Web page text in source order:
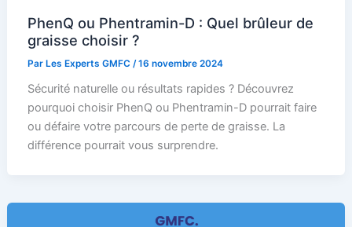
PhenQ ou Phentramin-D : Quel brûleur de
graisse choisir ?
ParLes Experts GMFC /16 novembre 2024
Sécurité naturelle ou résultats rapides ? Découvrez
pourquoi choisir PhenQ ou Phentramin-D pourrait faire
ou défaire votre parcours de perte de graisse. La
différence pourrait vous surprendre.